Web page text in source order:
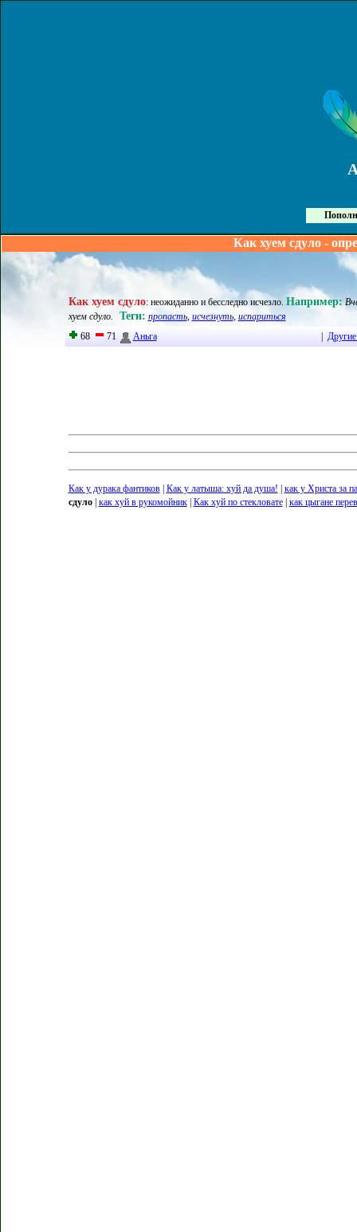
Как хуем сдуло -
Как хуем сдуло: неожиданно и бесследно исчезло. Например:
хуем cдуло.
Теги: пропасть, исчезнуть, испариться
68
71 Аньга
Как у дурака фантиков| Как у латыша: хуй да душа!
как у Христа за
сдуло| как хуй в рукомойник| Как хуй по стекловате| как цыгане